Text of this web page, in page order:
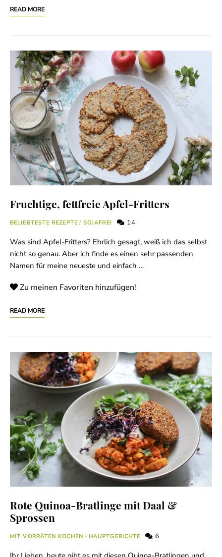
READ MORE
Fruchtige, fettfreie Apfel-Fritters
BELIEBTESTE REZEPTE/ SOJAFREI 14
Was sind Apfel-Fritters? Ehrlich gesagt, weiß ich das selbst
nicht so genau. Aber ich finde es einen sehr passenden
Namen für meine neueste und einfach …
Zu meinen Favoriten hinzufügen!
READ MORE
Rote Quinoa-Bratlinge mit Daal &
Sprossen
MIT VORRÄTEN KOCHEN / HAUPTGERICHTE 6